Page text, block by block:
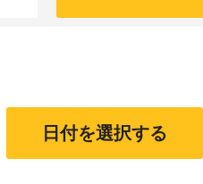
日付を選択する